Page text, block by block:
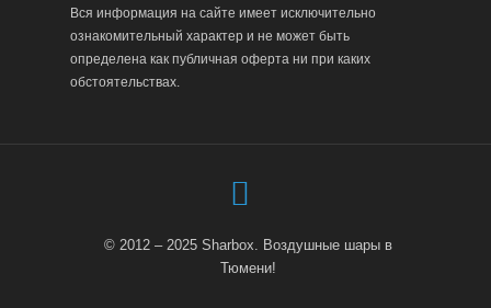
Вся информация на сайте имеет исключительно
ознакомительный характер и не может быть
определена как публичная оферта ни при каких
обстоятельствах.
© 2012 – 2025 Sharbox. Воздушные шары в
Тюмени!